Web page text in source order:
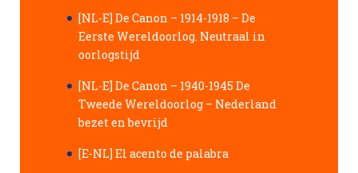
[NL-E] De Canon – 1914-1918 – De
Eerste Wereldoorlog. Neutraal in
oorlogstijd
[NL-E] De Canon – 1940-1945 De
Tweede Wereldoorlog – Nederland
bezet en bevrijd
[E-NL] El acento de palabra